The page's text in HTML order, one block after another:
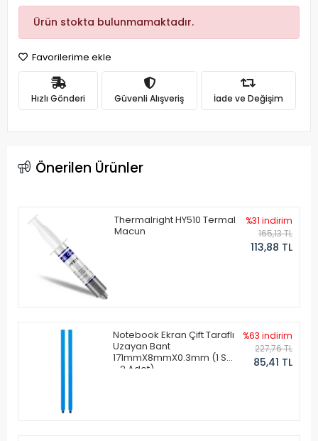
Ürün stokta bulunmamaktadır.
Favorilerime ekle
Hızlı Gönderi Güvenli Alışveriş İade ve Değişim
Önerilen Ürünler
Thermalright HY510 Termal
Macun
%31 indirim
165,13 TL
113,88 TL
Notebook Ekran Çift Taraflı
Uzayan Bant
171mmX8mmX0.3mm (1 Set
- 2 Adet)
%63 indirim
227,76 TL
85,41 TL